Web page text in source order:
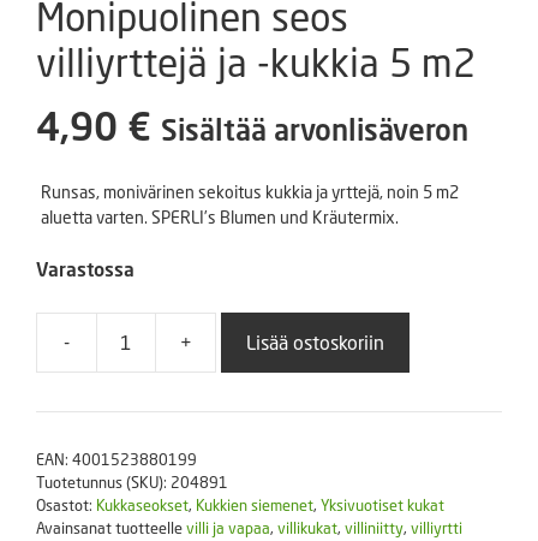
Monipuolinen seos
villiyrttejä ja -kukkia 5 m2
4,90 € Sisältää arvonlisäveron
Runsas, monivärinen sekoitus kukkia ja yrttejä, noin 5 m2
aluetta varten. SPERLI’s Blumen und Kräutermix.
Varastossa
-
Monipuolinen
villiyrttejä
kukkia
5
+ Lisää ostoskoriin
EAN: 4001523880199
Tuotetunnus (SKU): 204891
Osastot: Kukkaseokset, Kukkien siemenet, Yksivuotiset kukat
Avainsanat tuotteellevilli ja vapaa, villikukat, villiniitty, villiyrtti